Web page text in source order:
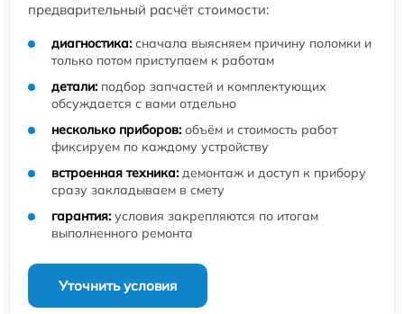
предварительный расчёт стоимости:
диагностика: сначала выясняем причину поломки и
только потом приступаем к работам
детали: подбор запчастей и комплектующих
обсуждается с вами отдельно
несколько приборов: объём и стоимость работ
фиксируем по каждому устройству
встроенная техника: демонтаж и доступ к прибору
сразу закладываем в смету
гарантия: условия закрепляются по итогам
выполненного ремонта
Уточнить условия